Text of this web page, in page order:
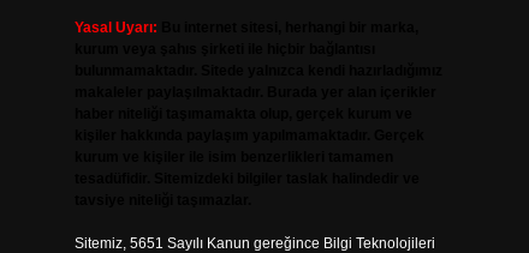
Yasal Uyarı:
Sitemiz, 5651 Sayılı Kanun gereğince Bilgi Teknolojileri